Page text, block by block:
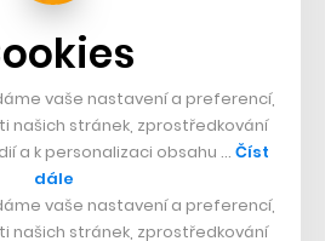
procesy, s dalším růstem už
a rozšířit své portfolio. Na
snahu e-shopů pracovat s
konkurence, například když
nebo krmivo pro psy a
máme nejvíc poptávek na
vaše nastavení a preferencí,
našich stránek, zprostředkování
a k personalizaci obsahu … Číst
dále
vaše nastavení a preferencí,
našich stránek, zprostředkování